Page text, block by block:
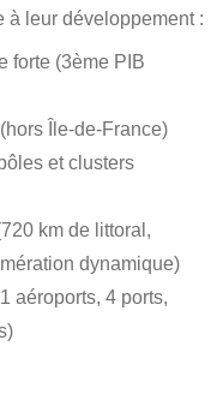
à leur développement :
forte (3ème PIB
Île-de-France)
et clusters
km de littoral,
dynamique)
aéroports, 4 ports,